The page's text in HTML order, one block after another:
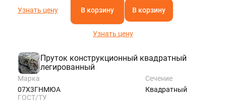
Узнать цену В корзину В корзину
Узнать цену
Пруток конструкционный квадратный
легированный
Марка
07Х3ГНМЮА
Сечение
Квадратный
ГОСТ/ТУ